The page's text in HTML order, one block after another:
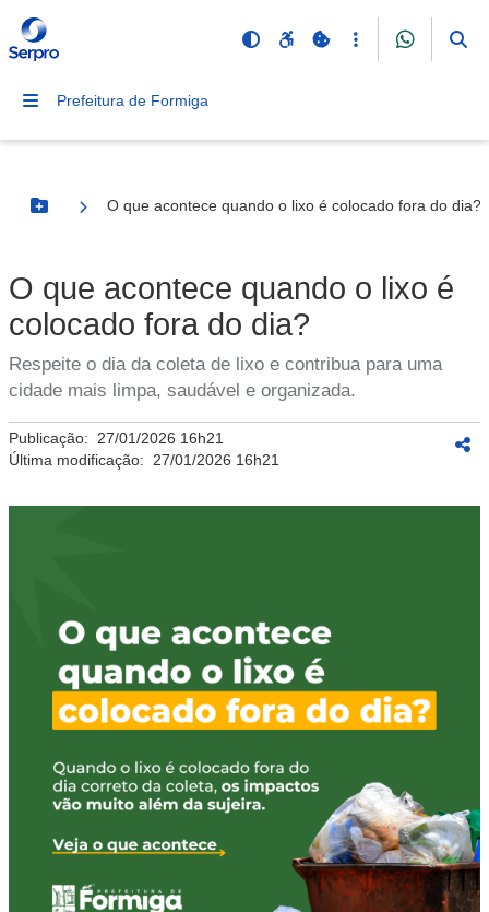
Prefeitura de Formiga
Botão Menu
O que acontece quando o lixo é colocado fora do dia?
O que acontece quando o lixo é
colocado fora do dia?
Respeite o dia da coleta de lixo e contribua para uma
cidade mais limpa, saudável e organizada.
Publicação: 27/01/2026 16h21
Última modificação: 27/01/2026 16h21